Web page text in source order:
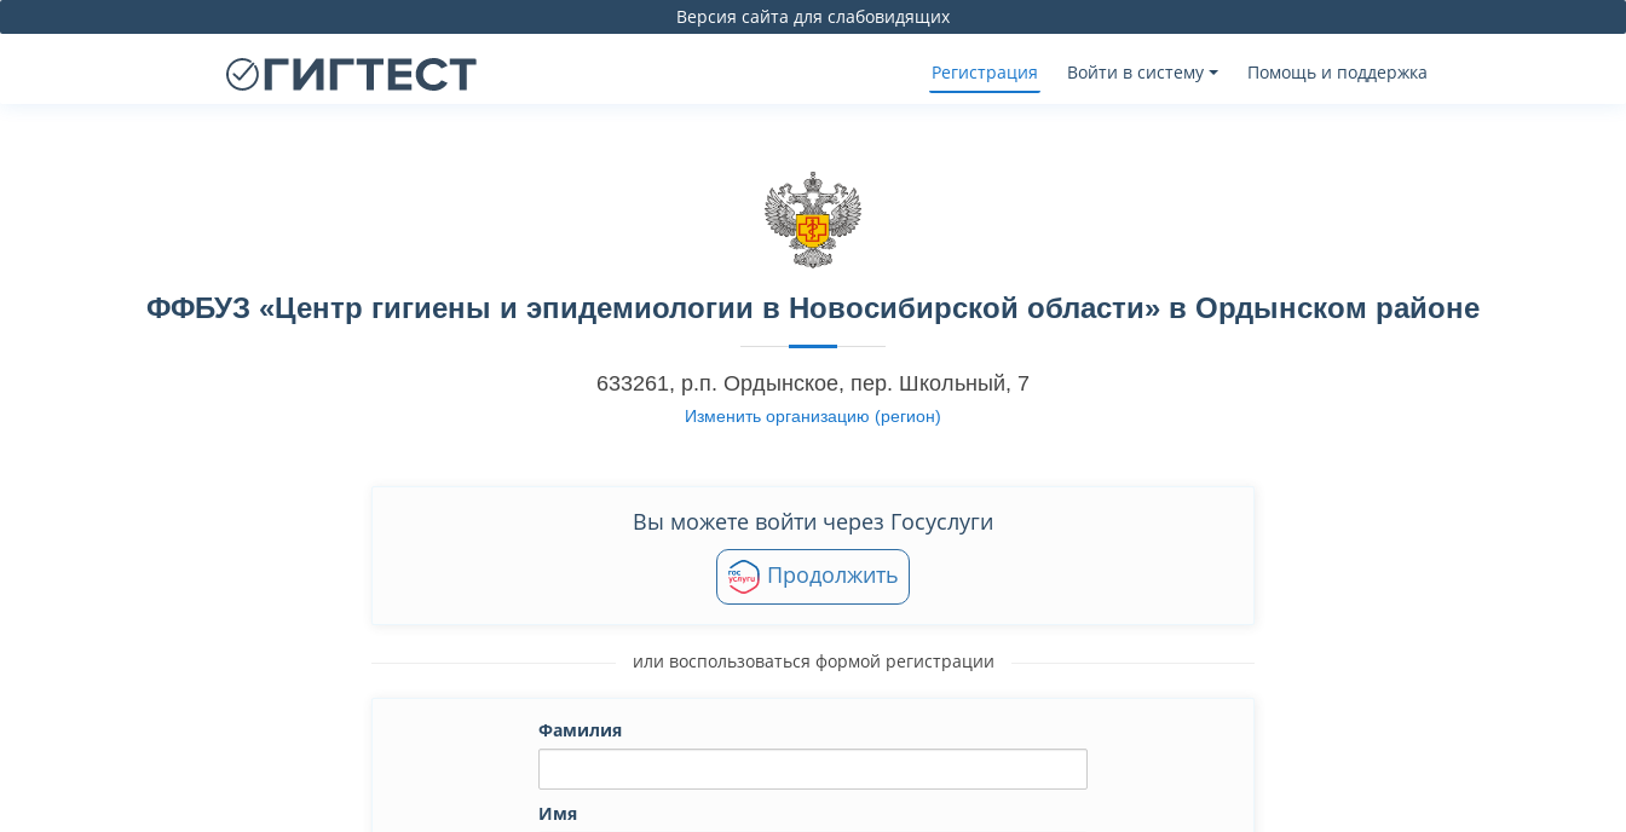
Версия сайта для слабовидящих
Регистрация Войти в систему Помощь и поддержка
ФФБУЗ «Центр гигиены и эпидемиологии в Новосибирской области» в Ордынском районе
633261, р.п. Ордынское, пер. Школьный, 7
Изменить организацию (регион)
Вы можете войти через Госуслуги
Продолжить
или воспользоваться формой регистрации
Фамилия
Имя